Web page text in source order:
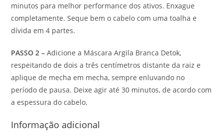
minutos para melhor performance dos ativos. Enxague
completamente. Seque bem o cabelo com uma toalha e
dívida em 4 partes.
PASSO 2 – Adicione a Máscara Argila Branca Detok,
respeitando de dois a três centímetros distante da raiz e
aplique de mecha em mecha, sempre enluvando no
período de pausa. Deixe agir até 30 minutos, de acordo com
a espessura do cabelo.
Informação adicional